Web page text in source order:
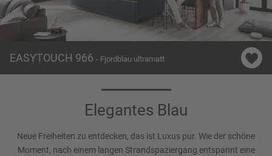
EASYTOUCH 966 - Fjordblau ultramatt
Elegantes Blau
Neue Freiheiten zu entdecken, das ist Luxus pur. Wie der schöne
Moment, nach einem langen Strandspaziergang entspannt eine